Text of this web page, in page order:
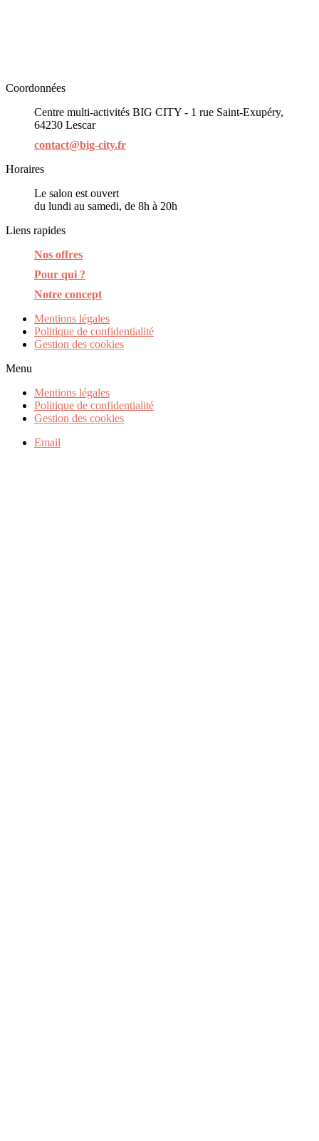
Coordonnées
Centre multi-activités BIG CITY - 1 rue Saint-Exupéry,
64230 Lescar
contact@big-city.fr
Horaires
Le salon est ouvert
du lundi au samedi, de 8h à 20h
Liens rapides
Nos offres
Pour qui ?
Notre concept
Mentions légales
Politique de confidentialité
Gestion des cookies
Menu
Mentions légales
Politique de confidentialité
Gestion des cookies
Email